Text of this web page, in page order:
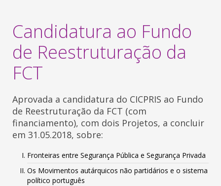
Candidatura ao Fundo
de Reestruturação da
FCT
Aprovada a candidatura do CICPRIS ao Fundo
de Reestruturação da FCT (com
financiamento), com dois Projetos, a concluir
em 31.05.2018, sobre:
Fronteiras entre Segurança Pública e Segurança Privada
Os Movimentos autárquicos não partidários e o sistema
político português